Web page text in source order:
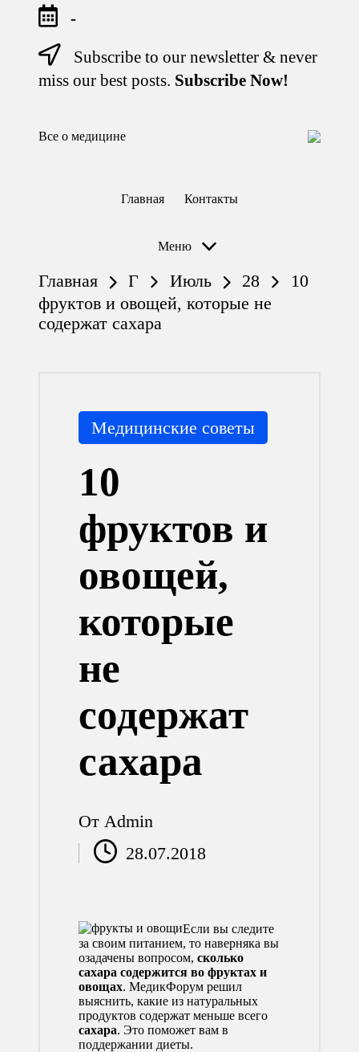
-
Subscribe to our newsletter & never
miss our best posts. Subscribe Now!
Все о медицине
Лечитесь
Главная Контакты
Меню
Главная Г Июль 28
10
фруктов и овощей, которые не
содержат сахара
Опубликовано
в
Медицинские советы
10
фруктов и
овощей,
которые
не
содержат
сахара
Запись
от
От Admin
28.07.2018
Если вы следите
за своим питанием, то наверняка вы
озадачены вопросом, сколько
сахара содержится во фруктах и
овощах. МедикФорум решил
выяснить, какие из натуральных
продуктов содержат меньше всего
сахара. Это поможет вам в
поддержании диеты.